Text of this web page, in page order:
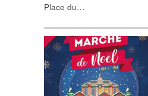
Place du…